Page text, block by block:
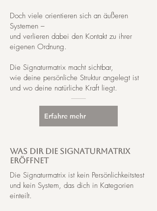
Doch viele orientieren sich an äußeren
Systemen –
und verlieren dabei den Kontakt zu ihrer
eigenen Ordnung.
Die Signaturmatrix macht sichtbar,
wie deine persönliche Struktur angelegt ist
und wo deine natürliche Kraft liegt.
Erfahre mehr
Was dir die signaturmatrix
eröffnet
Die Signaturmatrix ist kein Persönlichkeitstest
und kein System, das dich in Kategorien
einteilt.